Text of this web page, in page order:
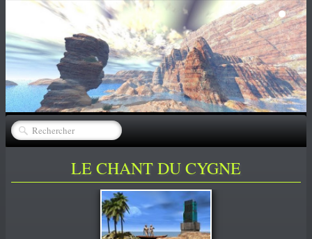
ACCUEIL
BUT
SERVICES
CREATEURS▼
CATALOGUE
ACHATS
NEWS
PORTFOLIO▼
LE CHANT DU CYGNE